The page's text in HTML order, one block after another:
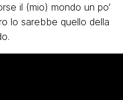
il (mio) mondo un po’
lo sarebbe quello della